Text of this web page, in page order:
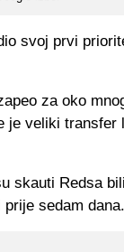
svoj prvi
za oko
je veliki transfer
skauti Redsa
sedam dana.